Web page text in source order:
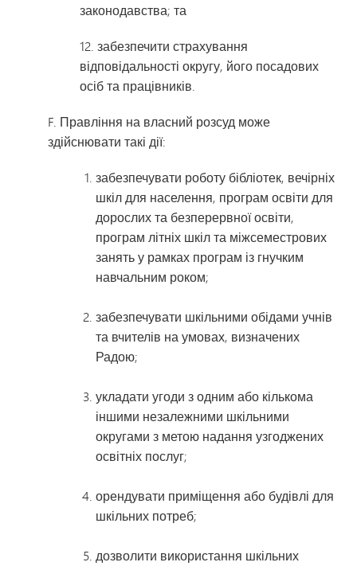
законодавства; та
12. забезпечити страхування
відповідальності округу, його посадових
осіб та працівників.
F. Правління на власний розсуд може
здійснювати такі дії:
забезпечувати роботу бібліотек, вечірніх
шкіл для населення, програм освіти для
дорослих та безперервної освіти,
програм літніх шкіл та міжсеместрових
занять у рамках програм із гнучким
навчальним роком;
забезпечувати шкільними обідами учнів
та вчителів на умовах, визначених
Радою;
укладати угоди з одним або кількома
іншими незалежними шкільними
округами з метою надання узгоджених
освітніх послуг;
орендувати приміщення або будівлі для
шкільних потреб;
дозволити використання шкільних